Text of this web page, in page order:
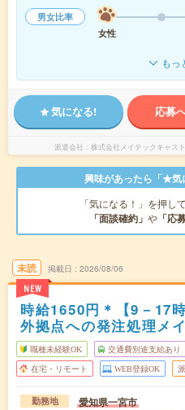
男女比率
女性
もっ
気になる! 応募
派遣会社 株式会社メイテックキャ
興味があったら「★気
「気になる！」を押し
「面談確約」 や 「応
未読
NEW
掲載日 2026/08/06
時給1650円＊【9－17
外拠点への発注処理メ
職種未経験OK 交通費別途支給あり
在宅・リモート WEB登録OK
勤務地 愛知県一宮市